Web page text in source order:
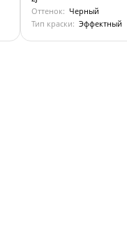
Оттенок: Черный
Тип краски: Эффектный